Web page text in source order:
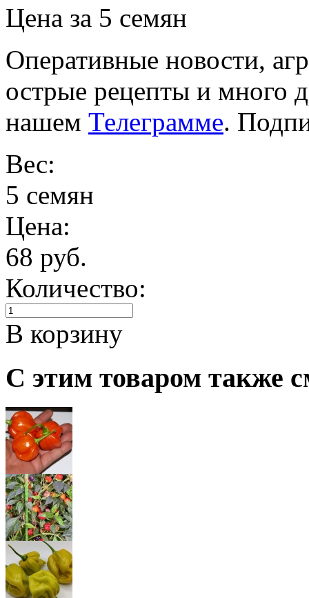
Цена за 5 семян
Оперативные новости,
острые рецепты и много
нашем Телеграмме.
Вес:
5 семян
Цена:
68 руб.
Количество:
В корзину
С этим товаром также